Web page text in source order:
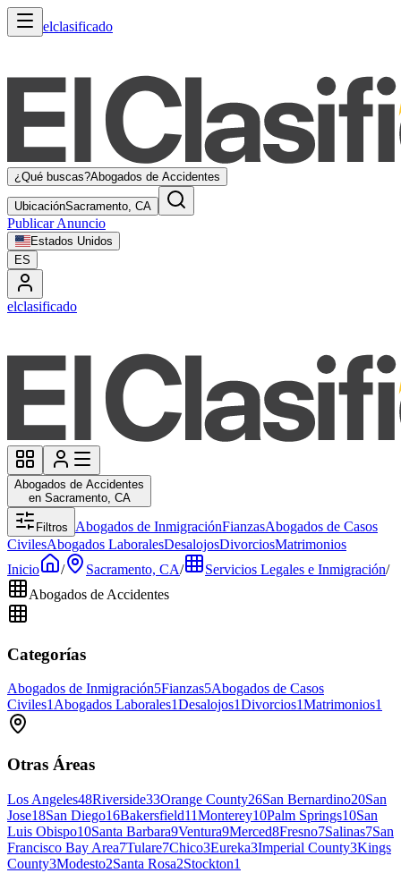
elclasificado
¿Qué buscas?Abogados de Accidentes
UbicaciónSacramento, CA
Publicar Anuncio
Estados Unidos
ES
elclasificado
Abogados de Accidentes
en Sacramento, CA
Filtros Abogados de InmigraciónFianzasAbogados de Casos
CivilesAbogados LaboralesDesalojosDivorciosMatrimonios
Inicio
/ Sacramento, CA/ Servicios Legales e Inmigración/
Abogados de Accidentes
Categorías
Abogados de Inmigración5Fianzas5Abogados de Casos
Civiles1Abogados Laborales1Desalojos1Divorcios1Matrimonios1
Otras Áreas
Los Angeles48Riverside33Orange County26San Bernardino20San
Jose18San Diego16Bakersfield11Monterey10Palm Springs10San
Luis Obispo10Santa Barbara9Ventura9Merced8Fresno7Salinas7San
Francisco Bay Area7Tulare7Chico3Eureka3Imperial County3Kings
County3Modesto2Santa Rosa2Stockton1